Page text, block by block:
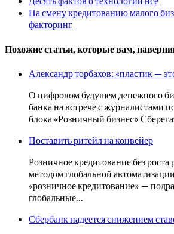
На смену кредитованию малого
факторинг
Похожие статьи, которые вам,
Александр торбахов: «пластик —
О цифровом будущем денежного
банка на встрече с журналистами
блока «Розничный бизнес»
Поставить ритейл на конвейер
Розничное кредитование без
методом глобальной
«розничное кредитование» —
глобальные…
Сбербанк надеется снижением